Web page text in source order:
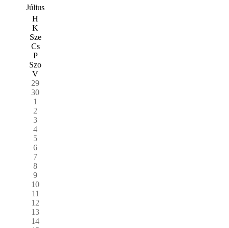
Július
H
K
Sze
Cs
P
Szo
V
29
30
1
2
3
4
5
6
7
8
9
10
11
12
13
14